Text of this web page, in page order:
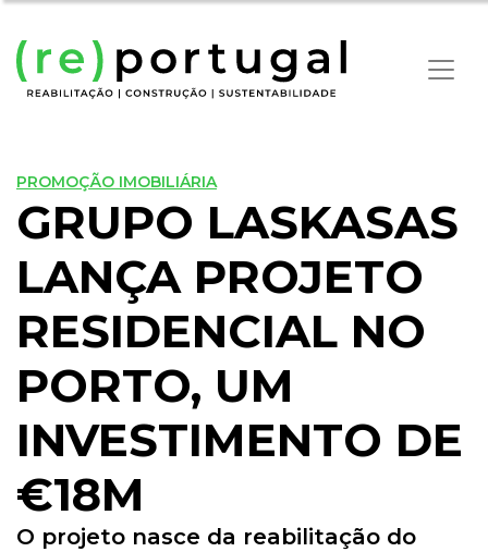
PROMOÇÃO IMOBILIÁRIA
GRUPO LASKASAS
LANÇA PROJETO
RESIDENCIAL NO
PORTO, UM
INVESTIMENTO DE
€18M
O projeto nasce da reabilitação do